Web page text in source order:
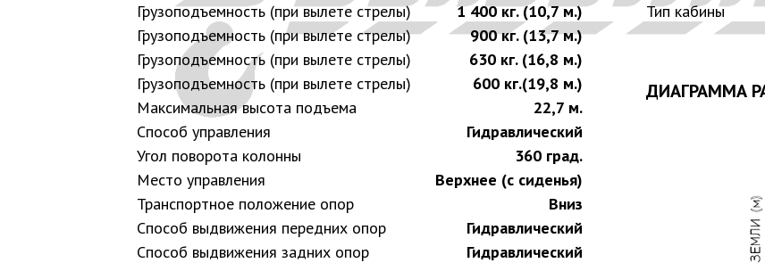
Тип кабины
ДИАГРАММА
Грузоподъемность (при вылете стрелы)
Грузоподъемность (при вылете стрелы)
Грузоподъемность (при вылете стрелы)
Грузоподъемность (при вылете стрелы)
Максимальная высота подъема
Способ управления
Угол поворота колонны
Место управления
Транспортное положение опор
Способ выдвижения передних опор
Способ выдвижения задних опор
1 400 кг. (10,7 м.)
900 кг. (13,7 м.)
630 кг. (16,8 м.)
600 кг.(19,8 м.)
22,7 м.
Гидравлический
360 град.
Верхнее (с сиденья)
Вниз
Гидравлический
Гидравлический